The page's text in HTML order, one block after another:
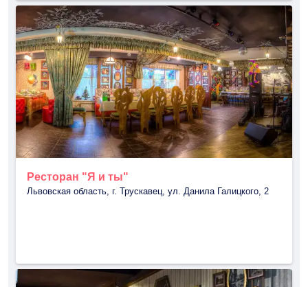
Ресторан "Я и ты"
Львовская область, г. Трускавец, ул. Данила Галицкого, 2